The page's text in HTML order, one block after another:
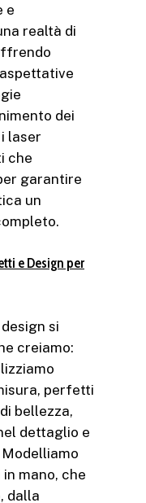
e
realtà di
dei
laser
che
garantire
un
e Design per
si
creiamo:
perfetti
bellezza,
dettaglio e
mano, che
dalla